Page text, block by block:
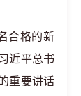
合格的新
近平总书
重要讲话